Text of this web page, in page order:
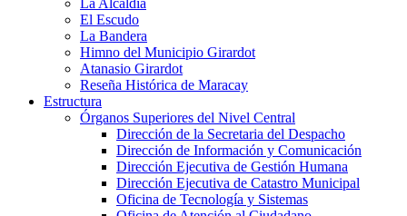
La Alcaldía
El Escudo
La Bandera
Himno del Municipio Girardot
Atanasio Girardot
Reseña Histórica de Maracay
Estructura
Órganos Superiores del Nivel Central
Dirección de la Secretaria del Despacho
Dirección de Información y Comunicación
Dirección Ejecutiva de Gestión Humana
Dirección Ejecutiva de Catastro Municipal
Oficina de Tecnología y Sistemas